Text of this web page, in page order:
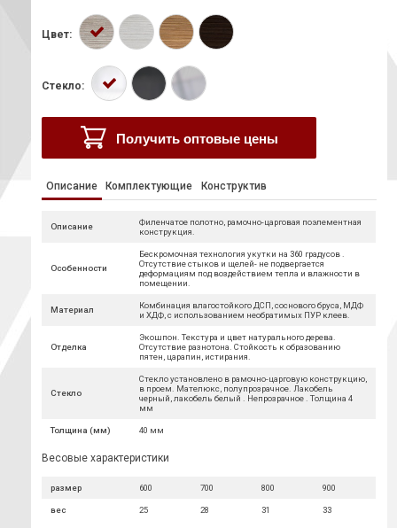
Цвет:
Стекло:
Получить оптовые цены
Описание Комплектующие Конструктив
Описание
Филенчатое полотно, рамочно-царговая поэлементная
конструкция.
Особенности
Бескромочная технология укутки на 360 градусов .
Отсутствие стыков и щелей- не подвергается
деформациям под воздействием тепла и влажности в
помещении.
Материал
Комбинация влагостойкого ДСП, соснового бруса, МДФ
и ХДФ, с использованием необратимых ПУР клеев.
Отделка
Экошпон. Текстура и цвет натурального дерева.
Отсутствие разнотона. Стойкость к образованию
пятен, царапин, истирания.
Стекло
Стекло установлено в рамочно-царговую конструкцию,
в проем. Мателюкс, полупрозрачное. Лакобель
черный, лакобель белый . Непрозрачное . Толщина 4
мм
Толщина (мм) 40 мм
Весовые характеристики
размер 600 700 800 900
вес 25 28 31 33